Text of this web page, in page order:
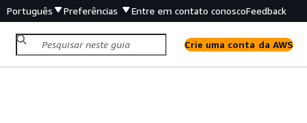
Português Preferências Entre em contato conoscoFeedback
Crie uma conta da AWS